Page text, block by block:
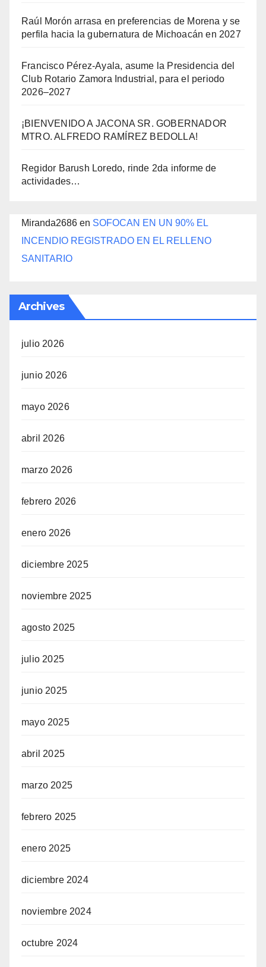
Raúl Morón arrasa en preferencias de Morena y se
perfila hacia la gubernatura de Michoacán en 2027
Francisco Pérez-Ayala, asume la Presidencia del
Club Rotario Zamora Industrial, para el periodo
2026–2027
¡BIENVENIDO A JACONA SR. GOBERNADOR
MTRO. ALFREDO RAMÍREZ BEDOLLA!
Regidor Barush Loredo, rinde 2da informe de
actividades…
Miranda2686 en SOFOCAN EN UN 90% EL
INCENDIO REGISTRADO EN EL RELLENO
SANITARIO
Archives
julio 2026
junio 2026
mayo 2026
abril 2026
marzo 2026
febrero 2026
enero 2026
diciembre 2025
noviembre 2025
agosto 2025
julio 2025
junio 2025
mayo 2025
abril 2025
marzo 2025
febrero 2025
enero 2025
diciembre 2024
noviembre 2024
octubre 2024